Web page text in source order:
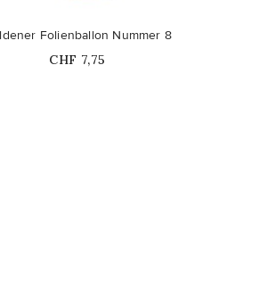
Nicht auf Lager
Folienballon Nummer 8
Price
CHF 7,75